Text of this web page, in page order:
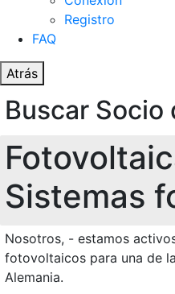
Registro
FAQ
Atrás
Buscar Socio
Sistemas
Nosotros, - estamos
fotovoltaicos para una de
Alemania.